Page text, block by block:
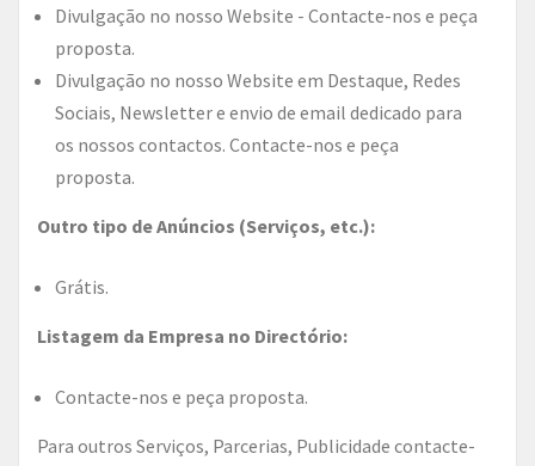
Divulgação no nosso Website - Contacte-nos e peça
proposta.
Divulgação no nosso Website em Destaque, Redes
Sociais, Newsletter e envio de email dedicado para
os nossos contactos. Contacte-nos e peça
proposta.
Outro tipo de Anúncios (Serviços, etc.):
Grátis.
Listagem da Empresa no Directório:
Contacte-nos e peça proposta.
Para outros Serviços, Parcerias, Publicidade contacte-